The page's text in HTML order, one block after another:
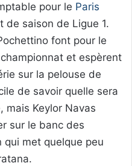
pour le Paris
de saison de Ligue 1.
font pour le
et espèrent
sur la pelouse de
de savoir quelle sera
mais Keylor Navas
sur le banc des
qui met quelque peu